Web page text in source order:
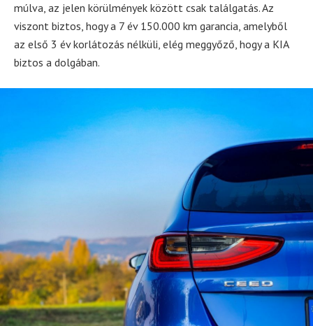
múlva, az jelen körülmények között csak találgatás. Az
viszont biztos, hogy a 7 év 150.000 km garancia, amelyből
az első 3 év korlátozás nélküli, elég meggyőző, hogy a KIA
biztos a dolgában.